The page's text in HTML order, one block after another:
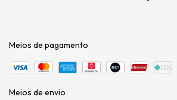
Meios de pagamento
Meios de envio